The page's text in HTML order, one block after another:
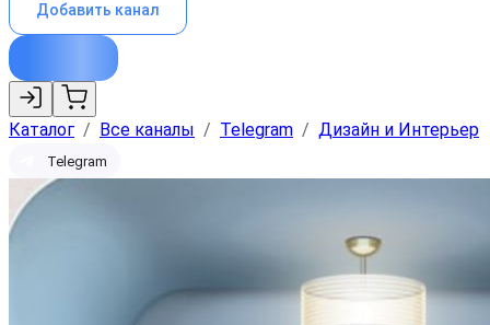
Добавить канал
Каталог / Все каналы / Telegram / Дизайн и Интерьер
Telegram